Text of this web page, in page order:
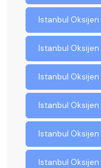
Istanbul
Istanbul
Istanbul
Istanbul
Istanbul
Istanbul